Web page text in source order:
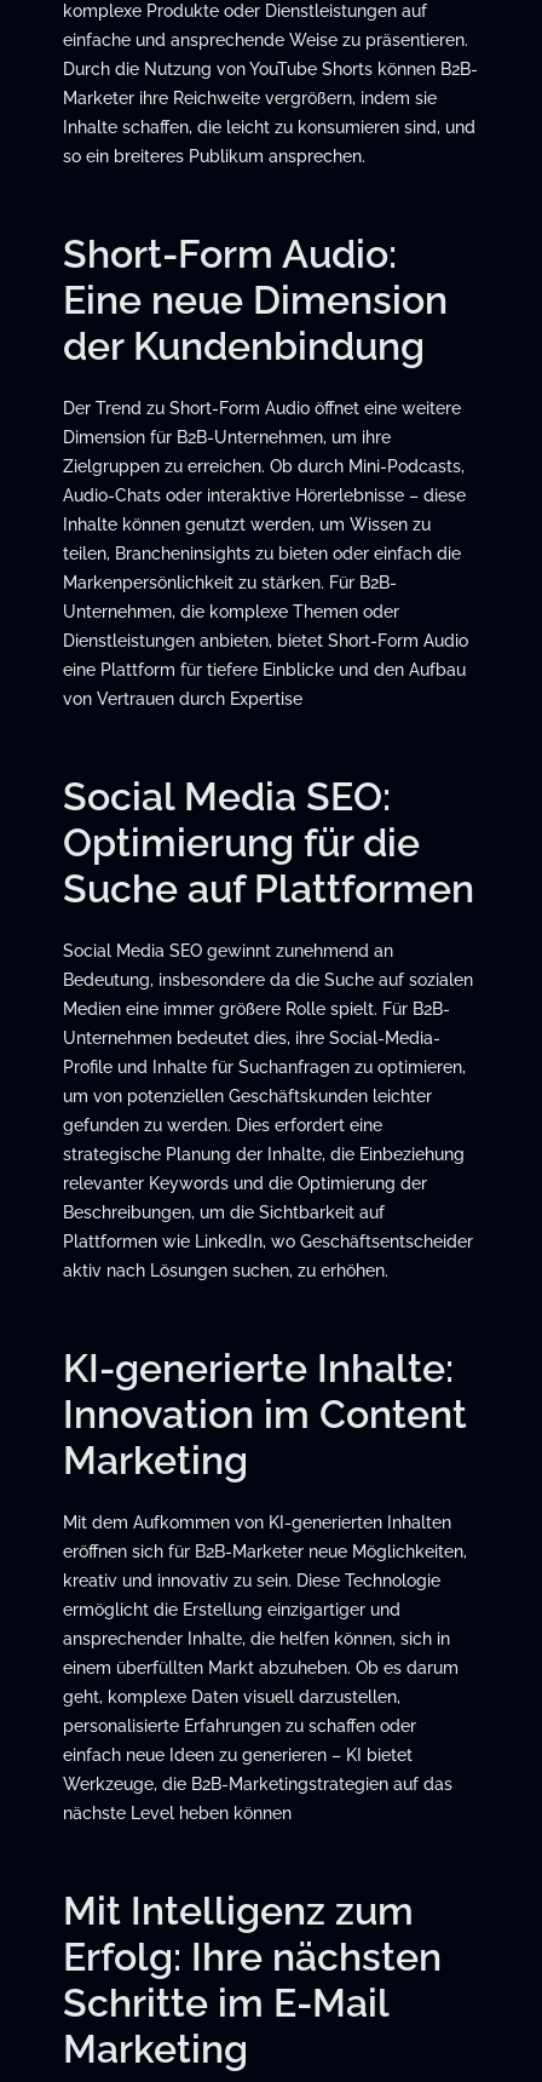
komplexe Produkte oder Dienstleistungen auf
einfache und ansprechende Weise zu präsentieren.
Durch die Nutzung von YouTube Shorts können B2B-
Marketer ihre Reichweite vergrößern, indem sie
Inhalte schaffen, die leicht zu konsumieren sind, und
so ein breiteres Publikum ansprechen.
Short-Form Audio:
Eine neue Dimension
der Kundenbindung
Der Trend zu Short-Form Audio öffnet eine weitere
Dimension für B2B-Unternehmen, um ihre
Zielgruppen zu erreichen. Ob durch Mini-Podcasts,
Audio-Chats oder interaktive Hörerlebnisse – diese
Inhalte können genutzt werden, um Wissen zu
teilen, Brancheninsights zu bieten oder einfach die
Markenpersönlichkeit zu stärken. Für B2B-
Unternehmen, die komplexe Themen oder
Dienstleistungen anbieten, bietet Short-Form Audio
eine Plattform für tiefere Einblicke und den Aufbau
von Vertrauen durch Expertise
Social Media SEO:
Optimierung für die
Suche auf Plattformen
Social Media SEO gewinnt zunehmend an
Bedeutung, insbesondere da die Suche auf sozialen
Medien eine immer größere Rolle spielt. Für B2B-
Unternehmen bedeutet dies, ihre Social-Media-
Profile und Inhalte für Suchanfragen zu optimieren,
um von potenziellen Geschäftskunden leichter
gefunden zu werden. Dies erfordert eine
strategische Planung der Inhalte, die Einbeziehung
relevanter Keywords und die Optimierung der
Beschreibungen, um die Sichtbarkeit auf
Plattformen wie LinkedIn, wo Geschäftsentscheider
aktiv nach Lösungen suchen, zu erhöhen.
KI-generierte Inhalte:
Innovation im Content
Marketing
Mit dem Aufkommen von KI-generierten Inhalten
eröffnen sich für B2B-Marketer neue Möglichkeiten,
kreativ und innovativ zu sein. Diese Technologie
ermöglicht die Erstellung einzigartiger und
ansprechender Inhalte, die helfen können, sich in
einem überfüllten Markt abzuheben. Ob es darum
geht, komplexe Daten visuell darzustellen,
personalisierte Erfahrungen zu schaffen oder
einfach neue Ideen zu generieren – KI bietet
Werkzeuge, die B2B-Marketingstrategien auf das
nächste Level heben können
Mit Intelligenz zum
Erfolg: Ihre nächsten
Schritte im E-Mail
Marketing